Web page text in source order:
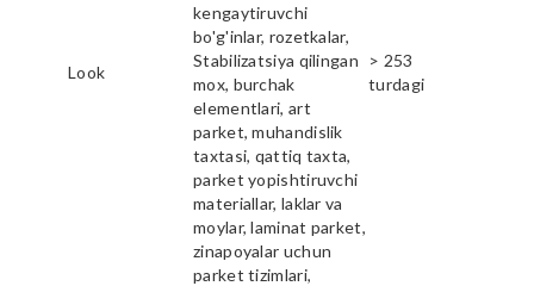
Look
kengaytiruvchi
bo'g'inlar, rozetkalar,
Stabilizatsiya qilingan
mox, burchak
elementlari, art
parket, muhandislik
taxtasi, qattiq taxta,
parket yopishtiruvchi
materiallar, laklar va
moylar, laminat parket,
zinapoyalar uchun
parket tizimlari,
> 253
turdagi